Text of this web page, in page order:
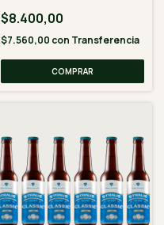
$8.400,00
$7.560,00 con Transferencia